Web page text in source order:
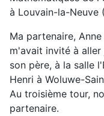
à Louvain-la-Neuve
Ma partenaire,
m'avait invité à
son père, à la salle
Henri à Woluwe-
Au troisième tour,
partenaire.